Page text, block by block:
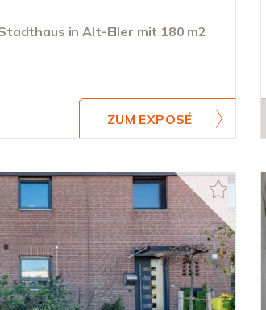
in Alt-Eller mit 180 m2
ZUM EXPOSÉ